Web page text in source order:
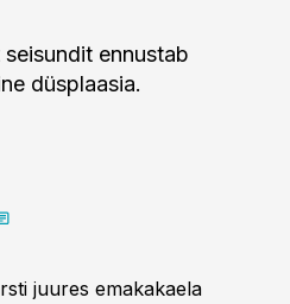
ennustab
düsplaasia.
juures emakakaela